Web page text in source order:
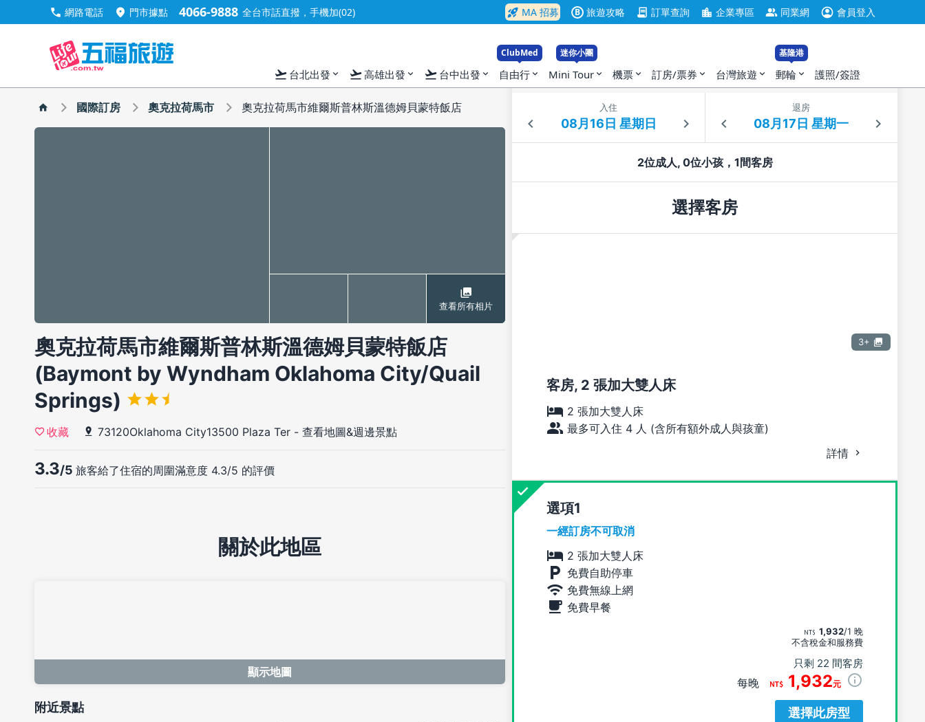
call 網路電話 location_on 門市據點 4066-9888 全台市話直撥，手機加(02) rocket_launch MA 招募 B 旅遊攻略 contract 訂單查詢 location_city 企業專區 group 同業網 account_circle 會員登入
flight_takeoff 台北出發 expand_more flight_takeoff高雄出發 expand_more flight_takeoff 台中出發 expand_more
ClubMed
自由行 expand_more
迷你小團
Mini Tour expand_more 機票 expand_more 訂房/票券 expand_more 台灣旅遊 expand_more
基隆港
郵輪 expand_more 護照/簽證
國際訂房 奧克拉荷馬市 奧克拉荷馬市維爾斯普林斯溫德姆貝蒙特飯店
查看所有相片
奧克拉荷馬市維爾斯普林斯溫德姆貝蒙特飯店
(Baymont by Wyndham Oklahoma City/Quail
Springs)
收藏 73120Oklahoma City13500 Plaza Ter - 查看地圖&週邊景點
3.3/5 旅客給了住宿的周圍滿意度 4.3/5 的評價
入住 退房
2位成人, 0位小孩，1間客房
選擇客房
3+
客房, 2 張加大雙人床
2 張加大雙人床
最多可入住 4 人 (含所有額外成人與孩童)
詳情
選項
一經訂房不可取消
2 張加大雙人床
免費自助停車
免費無線上網
免費早餐
1,932/1 晚
不含稅金和服務費
只剩 22 間客房
每晚 1,932元
選擇此房型
關於此地區
顯示地圖
附近景點